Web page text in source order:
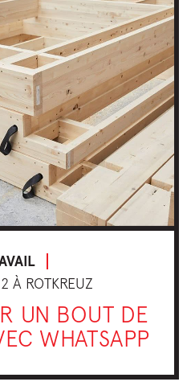
À ROTKREUZ
UN BOUT DE
WHATSAPP